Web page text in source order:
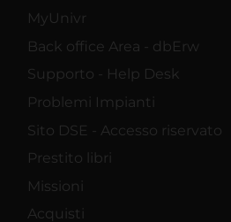
(impronte
Approfondisci come
elaborati i tuoi dati
sezione dettagli
o ritirare il tuo
MyUnivr
Back office Area - dbErw
Supporto - Help Desk
Problemi Impianti
Sito DSE - Accesso riservato
Prestito libri
Missioni
Acquisti